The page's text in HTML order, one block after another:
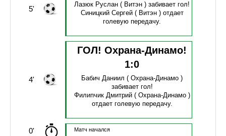
5'
Лазюк Руслан ( Витэн )забивает гол!
Синицкий Сергей( Витэн ) отдает
голевую передачу.
4'
ГОЛ! Охрана-Динамо!
1:0
Бабич Даниил ( Охрана-Динамо )
забивает гол!
Филипчик Дмитрий( Охрана-Динамо )
отдает голевую передачу.
0' Матч начался